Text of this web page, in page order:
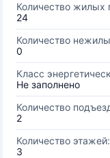
Количество жилых
24
Количество
0
Класс
Не заполнено
Количество
2
Количество этажей:
3